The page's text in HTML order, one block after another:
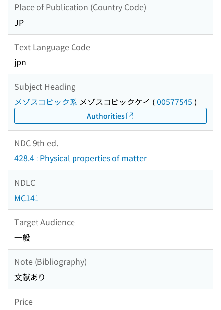
Place of Publication (Country Code)
JP
Text Language Code
jpn
Subject Heading
メゾスコピック系 メゾスコピックケイ (00577545 )
Authorities
NDC 9th ed.
428.4 : Physical properties of matter
NDLC
MC141
Target Audience
一般
Note (Bibliography)
文献あり
Price